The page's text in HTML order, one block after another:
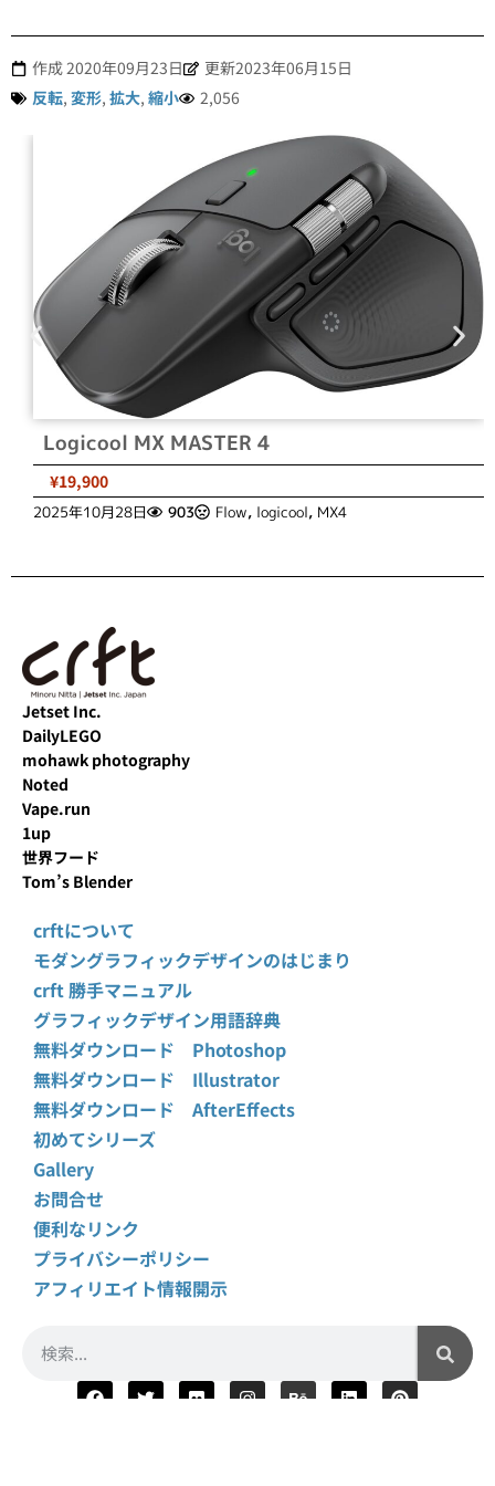
作成2020年09月23日
更新2023年06月15日
反転, 変形, 拡大, 縮小 2,056
Logicool MX MASTER 4
¥19,900
2025年10月28日 903 Flow, logicool, MX4
Jetset Inc.
DailyLEGO
mohawk photography
Noted
Vape.run
1up
世界フード
Tom’s Blender
crftについて
モダングラフィックデザインのはじまり
crft 勝手マニュアル
グラフィックデザイン用語辞典
無料ダウンロード Photoshop
無料ダウンロード Illustrator
無料ダウンロード AfterEffects
初めてシリーズ
Gallery
お問合せ
便利なリンク
プライバシーポリシー
アフィリエイト情報開示